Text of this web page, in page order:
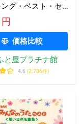
グ・ベスト・セ
ライブラリー
ムニバス(CD)
価格比較
と屋プラチナ館
4.6 (2,706件)